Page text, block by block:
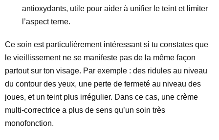
antioxydants, utile pour aider à unifier le teint et limiter
l’aspect terne.
Ce soin est particulièrement intéressant si tu constates que
le vieillissement ne se manifeste pas de la même façon
partout sur ton visage. Par exemple : des ridules au niveau
du contour des yeux, une perte de fermeté au niveau des
joues, et un teint plus irrégulier. Dans ce cas, une crème
multi-correctrice a plus de sens qu’un soin très
monofonction.